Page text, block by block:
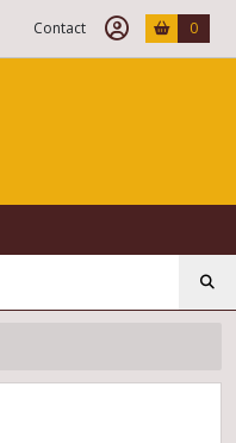
Contact 0